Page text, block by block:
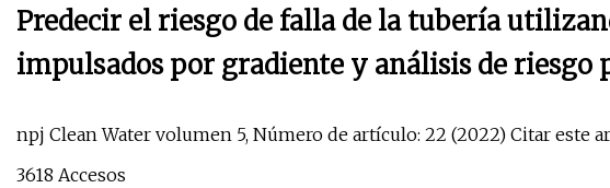
Predecir el riesgo de falla de la tubería
impulsados ​​por gradiente y análisis de riesgo
npj Clean Water volumen 5, Número de artículo: 22 (2022) Citar este
3618 Accesos